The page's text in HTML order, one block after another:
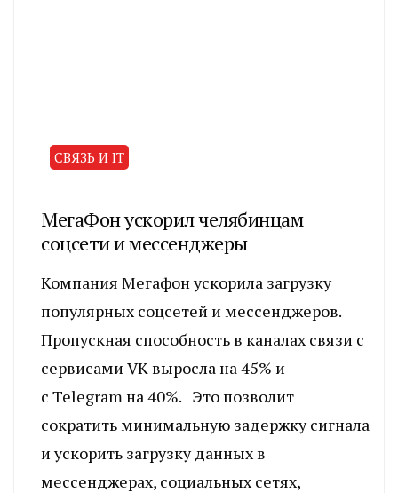
СВЯЗЬ И IT
МегаФон ускорил челябинцам
соцсети и мессенджеры
Компания Мегафон ускорила загрузку
популярных соцсетей и мессенджеров.
Пропускная способность в каналах связи с
сервисами VK выросла на 45% и
с Telegram на 40%. Это позволит
сократить минимальную задержку сигнала
и ускорить загрузку данных в
мессенджерах, социальных сетях,